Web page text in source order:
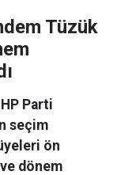
Tüzük
Parti
seçim
ön
dönem